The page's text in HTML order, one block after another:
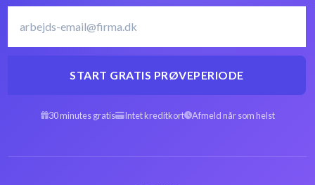
START GRATIS PRØVEPERIODE
30 minutes gratis Intet kreditkort Afmeld når som helst